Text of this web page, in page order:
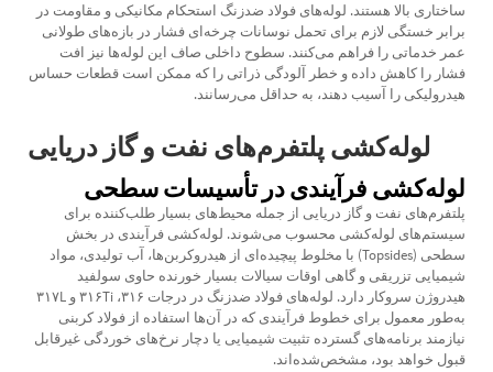
ساختاری بالا هستند. لوله‌های فولاد ضدزنگ استحکام مکانیکی و مقاومت در
برابر خستگی لازم برای تحمل نوسانات چرخه‌ای فشار در بازه‌های طولانی
عمر خدماتی را فراهم می‌کنند. سطوح داخلی صاف این لوله‌ها نیز افت
فشار را کاهش داده و خطر آلودگی ذراتی را که ممکن است قطعات حساس
هیدرولیکی را آسیب دهند، به حداقل می‌رسانند.
لوله‌کشی پلتفرم‌های نفت و گاز دریایی
لوله‌کشی فرآیندی در تأسیسات سطحی
پلتفرم‌های نفت و گاز دریایی از جمله محیط‌های بسیار طلب‌کننده برای
سیستم‌های لوله‌کشی محسوب می‌شوند. لوله‌کشی فرآیندی در بخش
سطحی (Topsides) با مخلوط پیچیده‌ای از هیدروکربن‌ها، آب تولیدی، مواد
شیمیایی تزریقی و گاهی اوقات سیالات بسیار خورنده حاوی سولفید
هیدروژن سروکار دارد. لوله‌های فولاد ضدزنگ در درجات ۳۱۶، ۳۱۶Ti و ۳۱۷L
به‌طور معمول برای خطوط فرآیندی که در آن‌ها استفاده از فولاد کربنی
نیازمند برنامه‌های گسترده تثبیت شیمیایی یا دچار نرخ‌های خوردگی غیرقابل
قبول خواهد بود، مشخص‌شده‌اند.